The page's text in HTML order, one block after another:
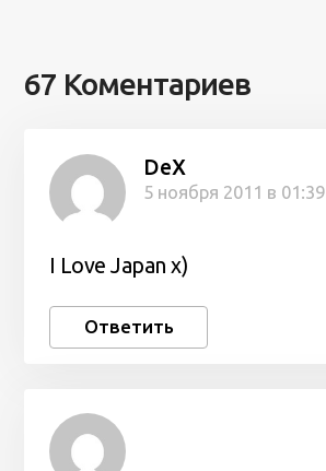
67 Коментариев
DeX
5 ноября 2011 в 01:39
I Love Japan x)
Ответить